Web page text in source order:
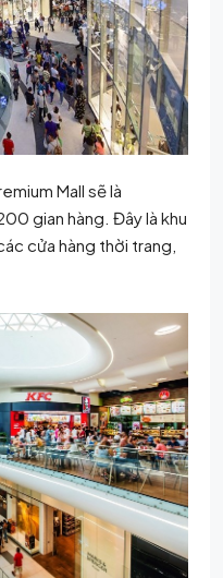
Mall sẽ là
gian hàng. Đây là khu
cửa hàng thời trang,